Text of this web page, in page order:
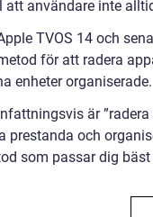
att användare inte
TVOS 14 och
för att radera
enheter organiserade.
är
prestanda och
som passar dig